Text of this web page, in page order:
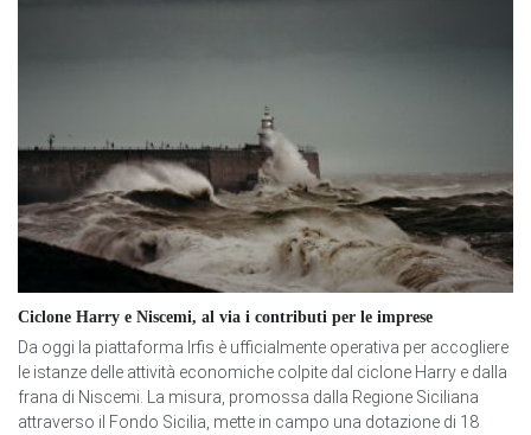
Ciclone Harry e Niscemi, al via i contributi per le imprese
Da oggi la piattaforma Irfis è ufficialmente operativa per accogliere
le istanze delle attività economiche colpite dal ciclone Harry e dalla
frana di Niscemi. La misura, promossa dalla Regione Siciliana
attraverso il Fondo Sicilia, mette in campo una dotazione di 18